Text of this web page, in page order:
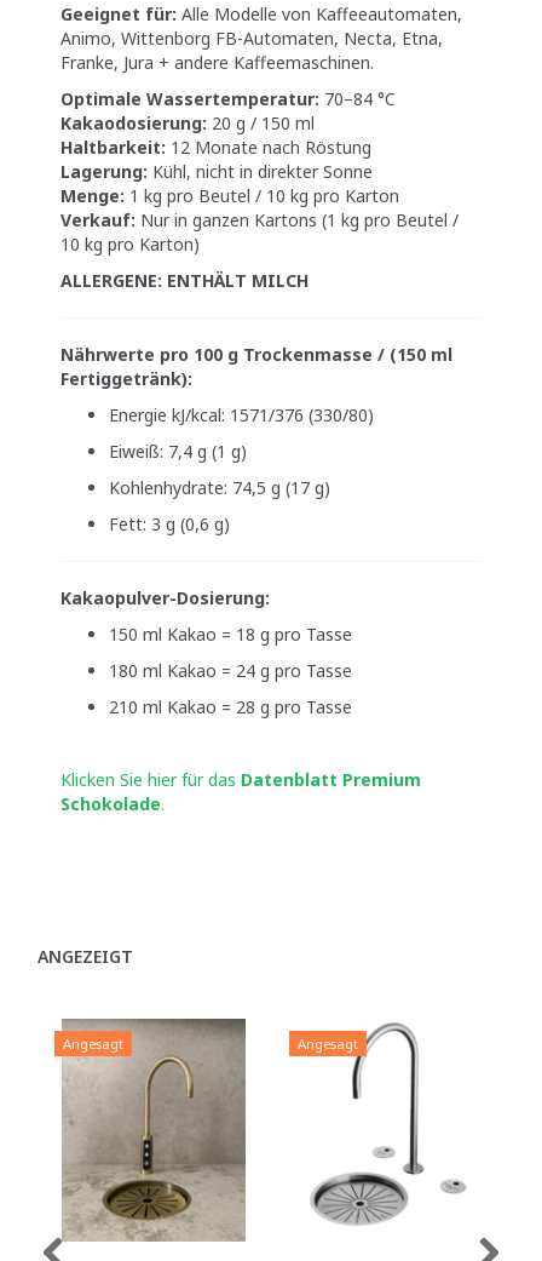
Geeignet für: Alle Modelle von Kaffeeautomaten,
Animo, Wittenborg FB-Automaten, Necta, Etna,
Franke, Jura + andere Kaffeemaschinen.
Optimale Wassertemperatur: 70–84 °C
Kakaodosierung: 20 g / 150 ml
Haltbarkeit: 12 Monate nach Röstung
Lagerung: Kühl, nicht in direkter Sonne
Menge: 1 kg pro Beutel / 10 kg pro Karton
Verkauf: Nur in ganzen Kartons (1 kg pro Beutel /
10 kg pro Karton)
ALLERGENE: ENTHÄLT MILCH
Nährwerte pro 100 g Trockenmasse / (150 ml
Fertiggetränk):
Energie kJ/kcal: 1571/376 (330/80)
Eiweiß: 7,4 g (1 g)
Kohlenhydrate: 74,5 g (17 g)
Fett: 3 g (0,6 g)
Kakaopulver-Dosierung:
150 ml Kakao = 18 g pro Tasse
180 ml Kakao = 24 g pro Tasse
210 ml Kakao = 28 g pro Tasse
Klicken Sie hier für das Datenblatt Premium
Schokolade.
ANGEZEIGT
Angesagt Angesagt